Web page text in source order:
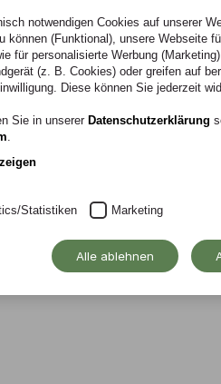
notwendigen Cookies auf unserer
können (Funktional), unsere Webseite
für personalisierte Werbung
(z. B. Cookies) oder greifen auf
Diese können Sie jederzeit
Sie in unserer Datenschutzerklärung
.
Statistiken Marketing
Alle ablehnen